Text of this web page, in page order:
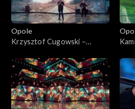
Opole
Krzysztof Cugowski –
Koncert „Autobiografia.
Jubileusz Bogdana Olewicza”